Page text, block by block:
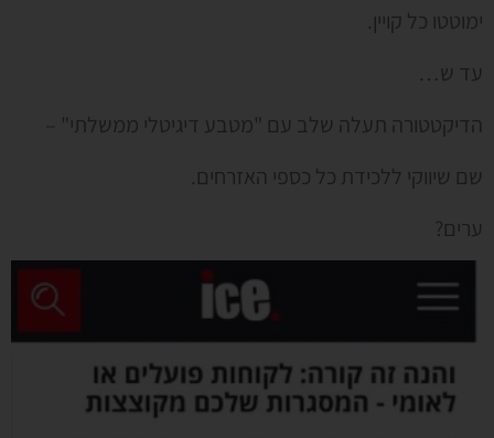
ימוטטו כל קויין.
עד ש…
הדיקטטורה תעלה שלב עם "מטבע דיגיטלי ממשלתי" –
שם שיווקי ללכידת כל כספי האזרחים.
ערים?